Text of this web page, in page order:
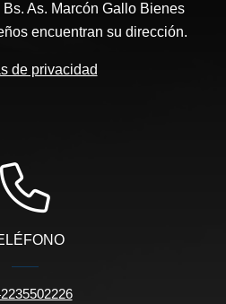
As. Marcón Gallo Bienes
encuentran su dirección.
de privacidad